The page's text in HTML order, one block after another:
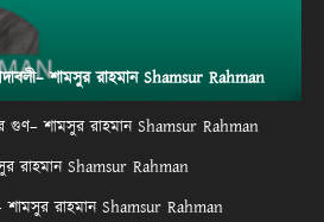
শামসুর রাহমান Shamsur Rahman
গুণ– শামসুর রাহমান Shamsur Rahman
রাহমান Shamsur Rahman
শামসুর রাহমান Shamsur Rahman